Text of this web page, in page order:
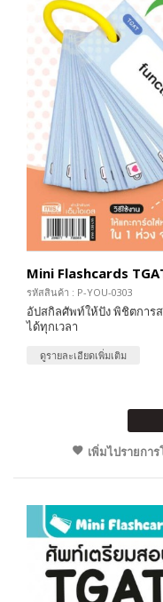
Mini Flashcards
รหัสสินค้า : P-YOU-0303
อัปสกิลศัพท์ให้ปัง พิชิตกา
ได้ทุกเวลา
ดูรายละเอียดเพิ่มเติม
เพิ่มไปรายการ